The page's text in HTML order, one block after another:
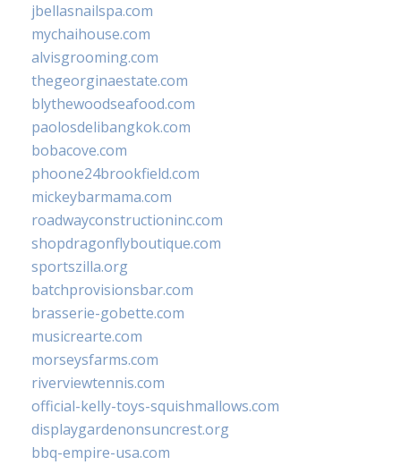
jbellasnailspa.com
mychaihouse.com
alvisgrooming.com
thegeorginaestate.com
blythewoodseafood.com
paolosdelibangkok.com
bobacove.com
phoone24brookfield.com
mickeybarmama.com
roadwayconstructioninc.com
shopdragonflyboutique.com
sportszilla.org
batchprovisionsbar.com
brasserie-gobette.com
musicrearte.com
morseysfarms.com
riverviewtennis.com
official-kelly-toys-squishmallows.com
displaygardenonsuncrest.org
bbq-empire-usa.com